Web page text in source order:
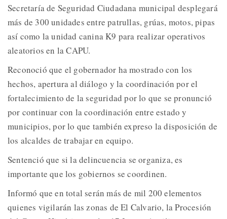
Secretaría de Seguridad Ciudadana municipal desplegará
más de 300 unidades entre patrullas, grúas, motos, pipas
así como la unidad canina K9 para realizar operativos
aleatorios en la CAPU.
Reconoció que el gobernador ha mostrado con los
hechos, apertura al diálogo y la coordinación por el
fortalecimiento de la seguridad por lo que se pronunció
por continuar con la coordinación entre estado y
municipios, por lo que también expreso la disposición de
los alcaldes de trabajar en equipo.
Sentenció que si la delincuencia se organiza, es
importante que los gobiernos se coordinen.
Informó que en total serán más de mil 200 elementos
quienes vigilarán las zonas de El Calvario, la Procesión